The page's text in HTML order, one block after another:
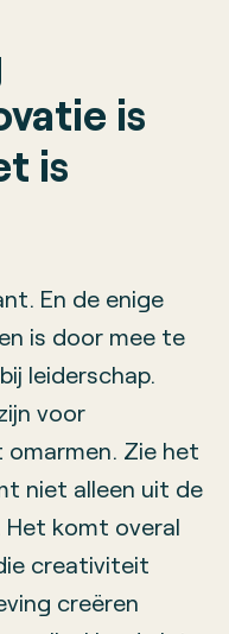
is
is
En de enige
is door mee te
leiderschap.
voor
Zie het
niet alleen uit de
Het komt overal
creativiteit
creëren